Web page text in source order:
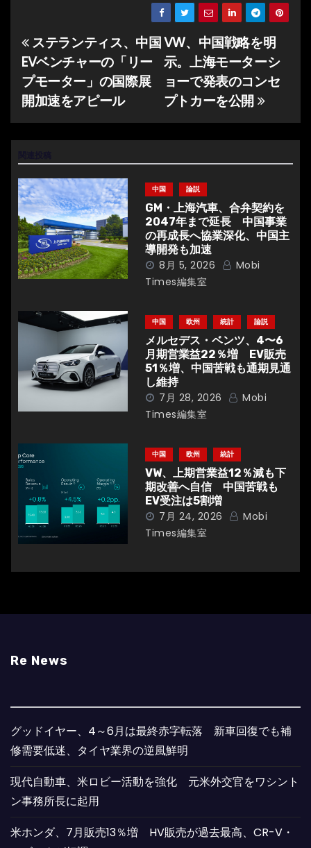
投
稿
ナ
ビ
ゲ
ー
シ
ョ
ン
VW、中国戦略を明
示。上海モーターシ
ョーで発表のコンセ
プトカーを公開
ステランティス、中国
EVベンチャーの「リー
プモーター」の国際展
開加速をアピール
中国 論説
GM・上海汽車、合弁契約を
2047年まで延長 中国事業
の再成長へ協業深化、中国主
導開発も加速
8月 5, 2026
Mobi
Times編集室
中国 欧州 統計 論説
メルセデス・ベンツ、4〜6
月期営業益22％増 EV販売
51％増、中国苦戦も通期見通
し維持
7月 28, 2026
Mobi
Times編集室
中国 欧州 統計
VW、上期営業益12％減も下
期改善へ自信 中国苦戦も
EV受注は5割増
7月 24, 2026
Mobi
Times編集室
Re News
グッドイヤー、4～6月は最終赤字転落 新車回復でも補
修需要低迷、タイヤ業界の逆風鮮明
現代自動車、米ロビー活動を強化 元米外交官をワシント
ン事務所長に起用
米ホンダ、7月販売13％増 HV販売が過去最高、CR-V・